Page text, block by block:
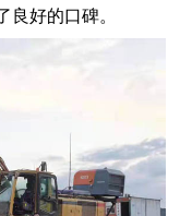
良好的口碑。